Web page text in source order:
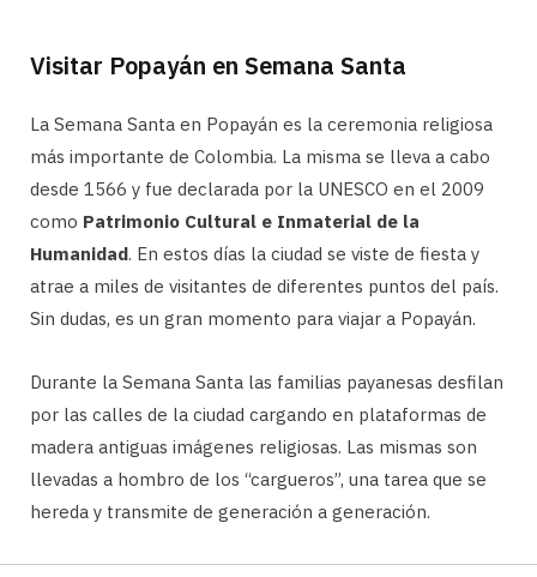
Visitar Popayán en Semana Santa
La Semana Santa en Popayán es la ceremonia religiosa
más importante de Colombia. La misma se lleva a cabo
desde 1566 y fue declarada por la UNESCO en el 2009
como Patrimonio Cultural e Inmaterial de la
Humanidad. En estos días la ciudad se viste de fiesta y
atrae a miles de visitantes de diferentes puntos del país.
Sin dudas, es un gran momento para viajar a Popayán.
Durante la Semana Santa las familias payanesas desfilan
por las calles de la ciudad cargando en plataformas de
madera antiguas imágenes religiosas. Las mismas son
llevadas a hombro de los “cargueros”, una tarea que se
hereda y transmite de generación a generación.